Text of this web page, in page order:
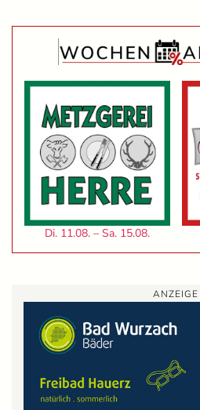
Di. 11.08. – Sa. 15.08.
ANZEIGE